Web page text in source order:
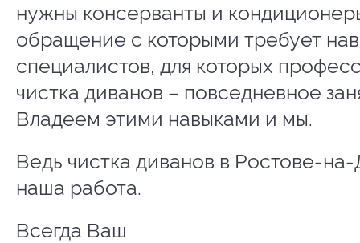
нужны консерванты и
обращение с которыми требует
специалистов, для которых
чистка диванов – повседневное
Владеем этими навыками и мы.
Ведь чистка диванов в Ростове-
наша работа.
Всегда Ваш